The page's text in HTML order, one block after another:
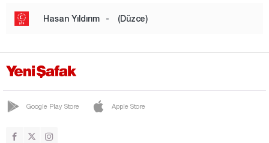
Elazığ
Erzincan
Erzurum
Eskişehir
Gaziantep
Giresun
Hasan Yıldırım - (Düzce)
Google Play Store Apple Store